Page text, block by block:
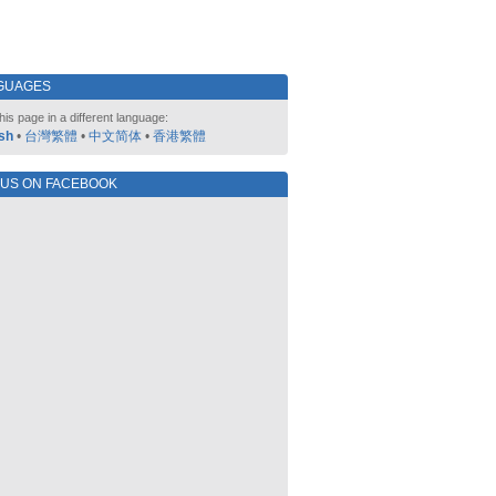
page in a different language:
• 台灣繁體 • 中文简体 • 香港繁體
ON FACEBOOK